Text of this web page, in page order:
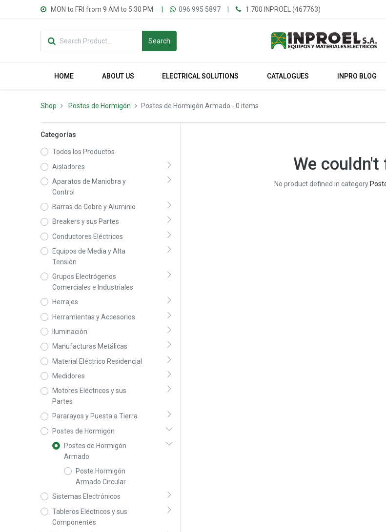
MON to FRI from 9 AM to 5:30 PM 096 995 5897 1 700 INPROEL (467763)
Search
HOME ABOUT US ELECTRICAL SOLUTIONS CATALOGUES INPRO BLOG
Shop Postes de Hormigón Postes de Hormigón Armado - 0 items
Categorías
Todos los Productos
Aisladores
Aparatos de Maniobra y
Control
Barras de Cobre y Aluminio
Breakers y sus Partes
Conductores Eléctricos
Equipos de Media y Alta
Tensión
Grupos Electrógenos
Comerciales e Industriales
Herrajes
Herramientas y Accesorios
Iluminación
Manufacturas Metálicas
Material Eléctrico Residencial
Medidores
Motores Eléctricos y sus
Partes
Pararayos y Puesta a Tierra
Postes de Hormigón
Postes de Hormigón
Armado
Poste Hormigón
Armado Circular
Sistemas Electrónicos
Tableros Eléctricos y sus
Componentes
We
No product defined in category